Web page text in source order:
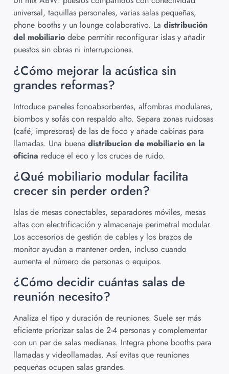
universal, taquillas personales, varias salas pequeñas,
phone booths y un lounge colaborativo. La distribución
del mobiliario debe permitir reconfigurar islas y añadir
puestos sin obras ni interrupciones.
¿Cómo mejorar la acústica sin
grandes reformas?
Introduce paneles fonoabsorbentes, alfombras modulares,
biombos y sofás con respaldo alto. Separa zonas ruidosas
(café, impresoras) de las de foco y añade cabinas para
llamadas. Una buena distribucion de mobiliario en la
oficina reduce el eco y los cruces de ruido.
¿Qué mobiliario modular facilita
crecer sin perder orden?
Islas de mesas conectables, separadores móviles, mesas
altas con electrificación y almacenaje perimetral modular.
Los accesorios de gestión de cables y los brazos de
monitor ayudan a mantener orden, incluso cuando
aumenta el número de personas o equipos.
¿Cómo decidir cuántas salas de
reunión necesito?
Analiza el tipo y duración de reuniones. Suele ser más
eficiente priorizar salas de 2-4 personas y complementar
con un par de salas medianas. Integra phone booths para
llamadas y videollamadas. Así evitas que reuniones
pequeñas ocupen salas grandes.